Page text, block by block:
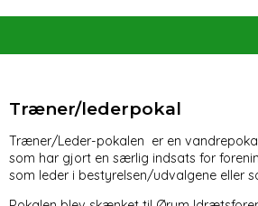
Træner/lederpokal
Træner/Leder-pokalen er en
som har gjort en særlig indsats for
som leder i bestyrelsen/udvalgene eller